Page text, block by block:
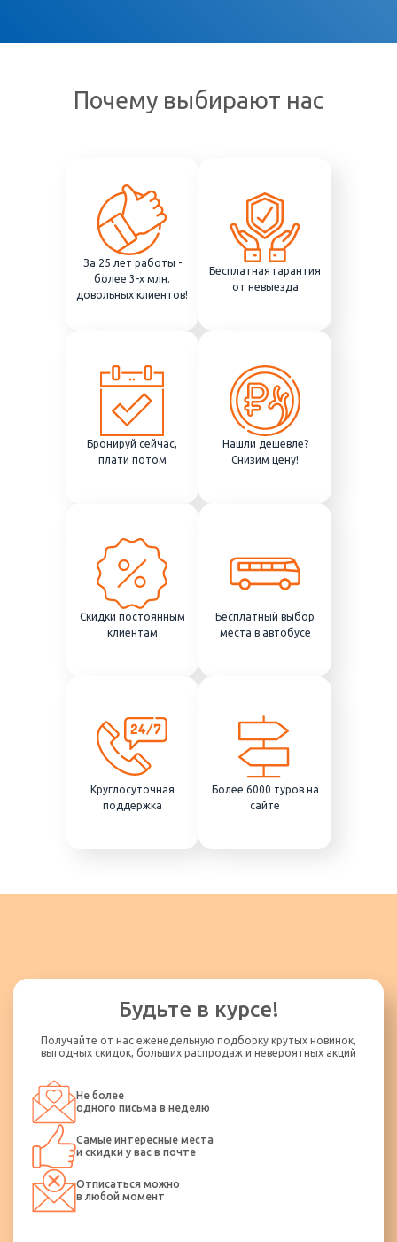
Почему выбирают нас
За 25 лет работы -
более 3-х млн.
довольных клиентов!
Бесплатная гарантия
от невыезда
Бронируй сейчас,
плати потом
Нашли дешевле?
Снизим цену!
Скидки постоянным
клиентам
Бесплатный выбор
места в автобусе
Круглосуточная
поддержка
Более 6000 туров на
сайте
Будьте в курсе!
Получайте от нас еженедельную подборку крутых новинок,
выгодных скидок, больших распродаж и невероятных акций
Не более
одного письма в неделю
Самые интересные места
и скидки у вас в почте
Отписаться можно
в любой момент